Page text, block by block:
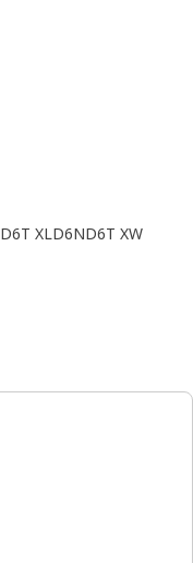
D6T XLD6ND6T XW